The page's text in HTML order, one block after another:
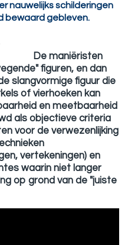
nauwelijks schilderingen
bewaard gebleven.
maniëristen
figuren, en dan
slangvormige figuur die
of vierhoeken kan
en meetbaarheid
als objectieve criteria
voor de verwezenlijking
vertekeningen) en
waarin niet langer
op grond van de "juiste